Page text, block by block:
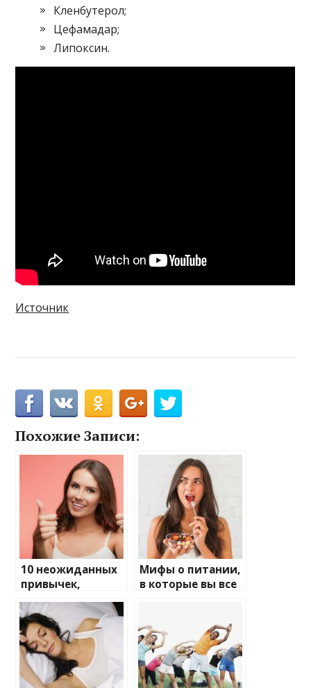
Кленбутерол;
Цефамадар;
Липоксин.
Источник
Похожие Записи:
10 неожиданных
привычек,
которые
улучшают
здоровье
Мифы о питании,
в которые вы все